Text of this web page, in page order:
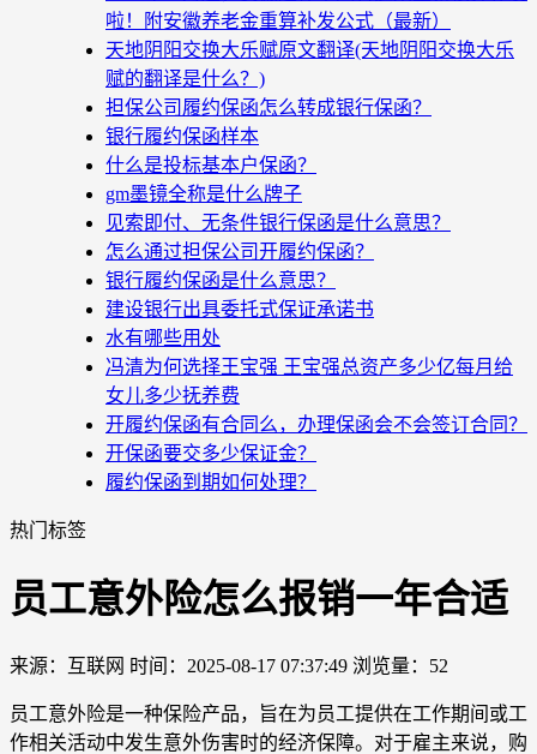
啦！附安徽养老金重算补发公式（最新）
天地阴阳交换大乐赋原文翻译(天地阴阳交换大乐
赋的翻译是什么？)
担保公司履约保函怎么转成银行保函？
银行履约保函样本
什么是投标基本户保函？
gm墨镜全称是什么牌子
见索即付、无条件银行保函是什么意思？
怎么通过担保公司开履约保函？
银行履约保函是什么意思？
建设银行出具委托式保证承诺书
水有哪些用处
冯清为何选择王宝强 王宝强总资产多少亿每月给
女儿多少抚养费
开履约保函有合同么，办理保函会不会签订合同？
开保函要交多少保证金？
履约保函到期如何处理？
热门标签
员工意外险怎么报销一年合适
来源：互联网 时间：2025-08-17 07:37:49 浏览量：52
员工意外险是一种保险产品，旨在为员工提供在工作期间或工
作相关活动中发生意外伤害时的经济保障。对于雇主来说，购